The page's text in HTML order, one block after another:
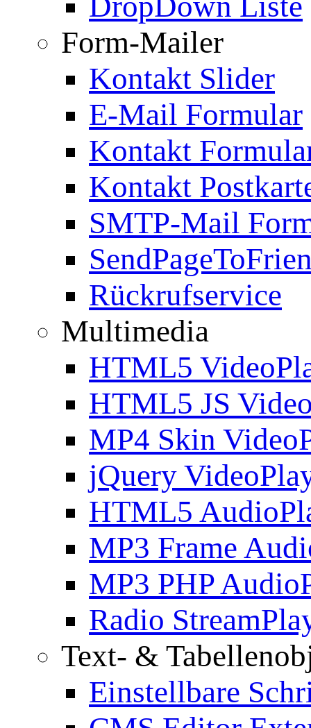
Form-Mailer
Kontakt Slider
E-Mail Formular
Kontakt
Kontakt
SMTP-Mail
Rückrufservice
Multimedia
HTML5
HTML5 JS
MP4 Skin
jQuery
HTML5
MP3 Frame
MP3 PHP
Radio
Text- &
Einstellbare